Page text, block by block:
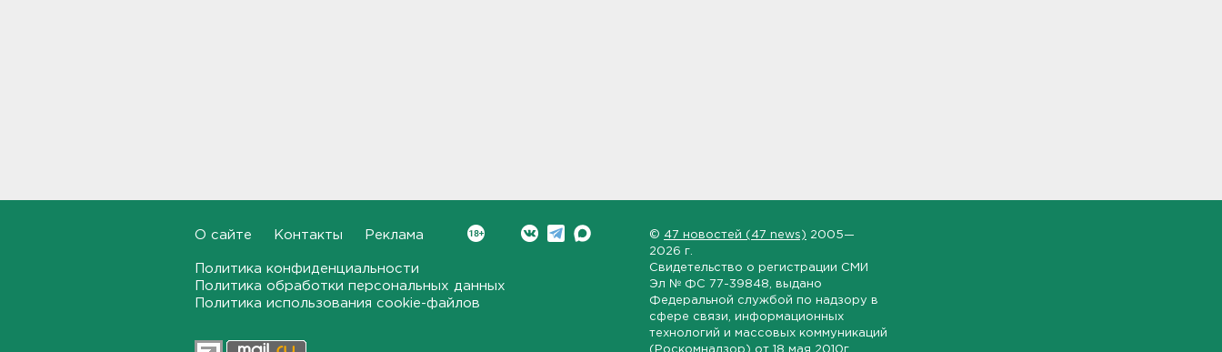
Гибель машиниста тепловоза
на перегоне в Семрино изучит
О сайте Контакты Реклама
Политика конфиденциальности
Политика обработки персональных данных
Политика использования cookie-файлов
© 47 новостей (47 news) 2005—
2026 г.
Свидетельство о регистрации СМИ
Эл № ФС 77-39848 , выдано
Федеральной службой по надзору в
сфере связи, информационных
технологий и массовых коммуникаций
(Роскомнадзор) от 18 мая 2010г.